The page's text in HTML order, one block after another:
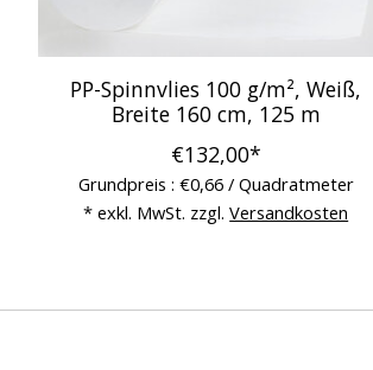
PP-Spinnvlies 100 g/m², Weiß,
Breite 160 cm, 125 m
€132,00*
Grundpreis : €0,66 / Quadratmeter
* exkl. MwSt. zzgl.Versandkosten